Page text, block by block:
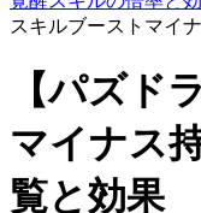
スキルブーストマイ
【パズド
マイナス
覧と効果